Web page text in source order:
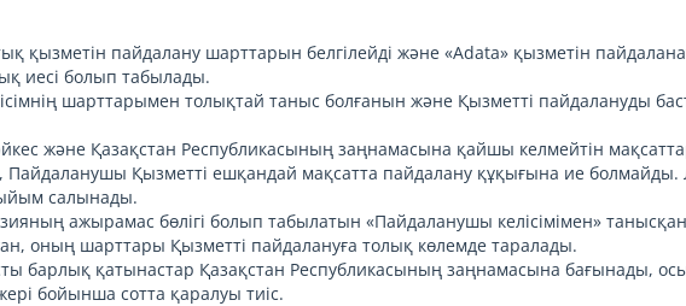
қызметін пайдалану шарттарын белгілейді және «Adata» қызметін
иесі болып табылады.
шарттарымен толықтай таныс болғанын және Қызметті пайдалануды
және Қазақстан Республикасының заңнамасына қайшы келмейтін
Қызметті ешқандай мақсатта пайдалану құқығына ие болмайды.
салынады.
ажырамас бөлігі болып табылатын «Пайдаланушы келісімімен»
оның шарттары Қызметті пайдалануға толық көлемде таралады.
барлық қатынастар Қазақстан Республикасының заңнамасына бағынады,
бойынша сотта қаралуы тиіс.